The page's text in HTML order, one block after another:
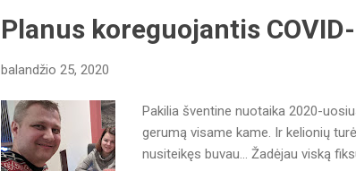
Planus koreguojantis
balandžio 25, 2020
Pakilia šventine nuotaika 2020-
gerumą visame kame. Ir kelionių
nusiteikęs buvau... Žadėjau viską